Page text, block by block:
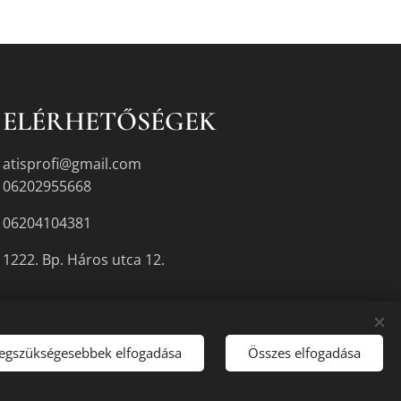
ELÉRHETŐSÉGEK
atisprofi@gmail.com
06202955668
06204104381
1222. Bp. Háros utca 12.
Sütik
elfogadása Összes elfogadása